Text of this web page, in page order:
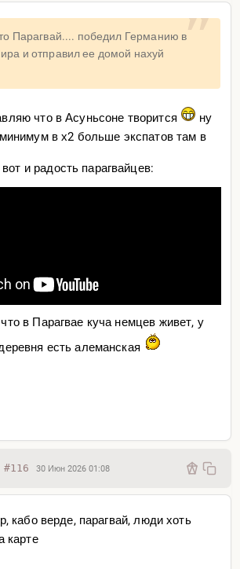
Парагвай.... победил Германию в
и отправил ее домой нахуй
что в Асуньсоне творится
ну
в х2 больше экспатов там в
и радость парагвайцев:
в Парагвае куча немцев живет, у
есть алеманская
#116 30 Июн 2026 01:08
кабо верде, парагвай, люди хоть
карте